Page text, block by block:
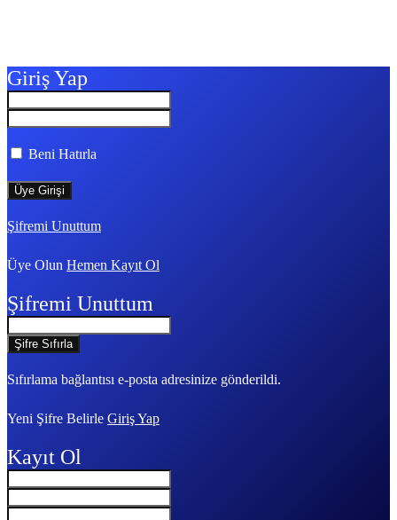
Giriş Yap
Beni Hatırla
Şifremi Unuttum
Üye Olun Hemen Kayıt Ol
Şifremi Unuttum
Sıfırlama bağlantısı e-posta adresinize gönderildi.
Yeni Şifre Belirle Giriş Yap
Kayıt Ol